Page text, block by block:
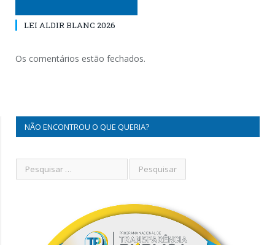
LEI ALDIR BLANC 2026
Os comentários estão fechados.
NÃO ENCONTROU O QUE QUERIA?